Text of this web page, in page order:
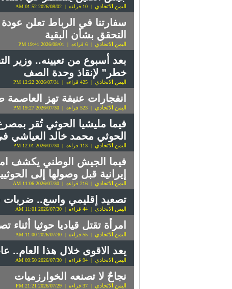
اليمن الاتحادي | 10 قراءه | 2026/08/02 01:52 AM
سفارتنا في الرباط تعلن
التحقق بشأن البقية
اليمن الاتحادي | 6 قراءه | 2026/08/01 19:41 PM
بعد أسبوع من تعيينه.. وزير
خطر” لإنقاذ وحدة الصف
اليمن الاتحادي | 425 قراءه | 2026/07/31 12:22 PM
انفجارات عنيفة تهز
اليمن الاتحادي | 523 قراءه | 2026/07/30 19:27 PM
فيما مليشيا الحوثي تُقر
الحوثي محمد خالد العياشي
اليمن الاتحادي | 113 قراءه | 2026/07/30 12:01 PM
فيما الجيش الوطني يكشف
إيرانية قبل وصولها إلى
اليمن الاتحادي | 216 قراءه | 2026/07/30 11:06 AM
تصعيد إقليمي واسع.. ضربات
اليمن الاتحادي | 44 قراءه | 2026/07/30 11:01 AM
امرأة تقتل قياديا حوثيا
اليمن الاتحادي | 55 قراءه | 2026/07/30 11:00 AM
يعد الاقوى خلال هذا
اليمن الاتحادي | 94 قراءه | 2026/07/30 09:50 AM
نجاحٌ لا تصنعه الخوارزميات
اليمن الاتحادي | 37 قراءه | 2026/07/29 21:21 PM